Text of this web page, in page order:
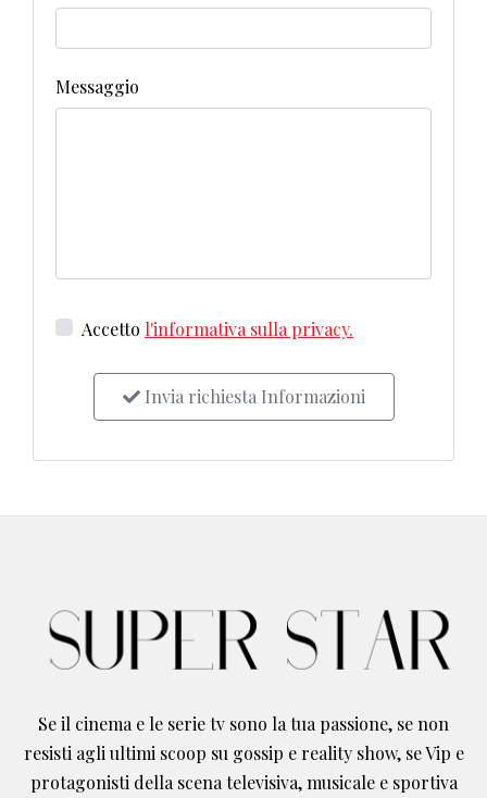
Messaggio
Accetto l'informativa sulla privacy.
Invia richiesta Informazioni
Se il cinema e le serie tv sono la tua passione, se non
resisti agli ultimi scoop su gossip e reality show, se Vip e
protagonisti della scena televisiva, musicale e sportiva